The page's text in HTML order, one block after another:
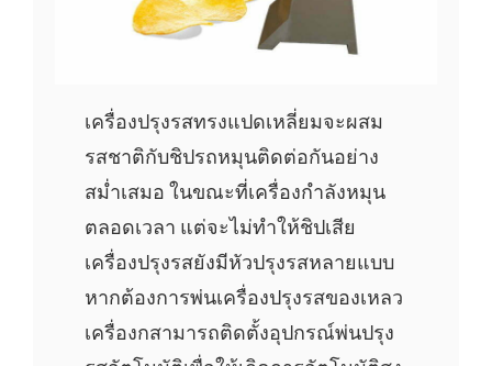
เครื่องปรุงรสทรงแปดเหลี่ยมจะผสม
รสชาติกับชิปรถหมุนติดต่อกันอย่าง
สม่ำเสมอ ในขณะที่เครื่องกำลังหมุน
ตลอดเวลา แต่จะไม่ทำให้ชิปเสีย
เครื่องปรุงรสยังมีหัวปรุงรสหลายแบบ
หากต้องการพ่นเครื่องปรุงรสของเหลว
เครื่องกสามารถติดตั้งอุปกรณ์พ่นปรุง